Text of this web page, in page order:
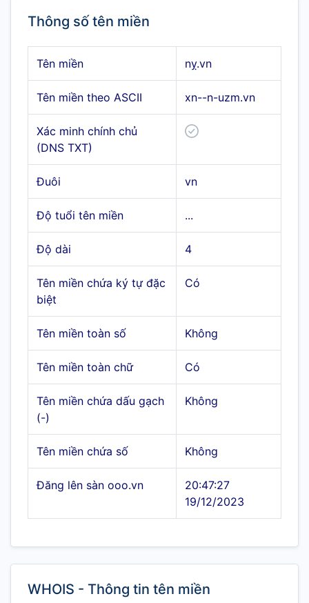
Thông số tên miền
Tên miền nỵ.vn
Tên miền theo ASCII xn--n-uzm.vn
Xác minh chính chủ
(DNS TXT)
Đuôi vn
Độ tuổi tên miền ...
Độ dài 4
Tên miền chứa ký tự đặc
biệt
Có
Tên miền toàn số Không
Tên miền toàn chữ Có
Tên miền chứa dấu gạch
(-)
Không
Tên miền chứa số Không
Đăng lên sàn ooo.vn
20:47:27
19/12/2023
WHOIS - Thông tin tên miền